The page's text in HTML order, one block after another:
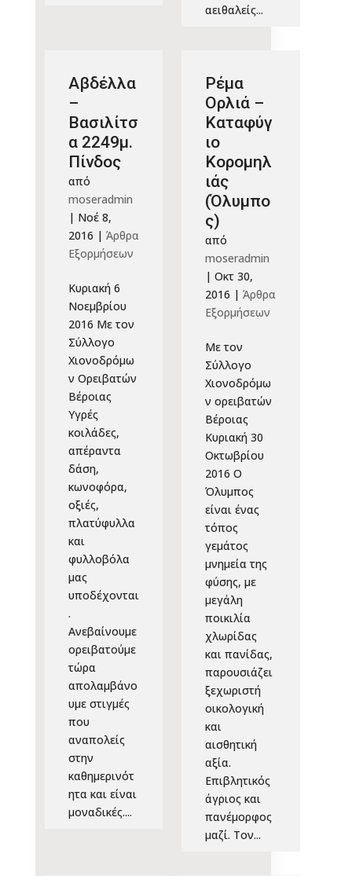
αειθαλείς...
Αβδέλλα
–
Βασιλίτσ
α 2249μ.
Πίνδος
από
moseradmin
| Νοέ 8,
2016 | Άρθρα
Εξορμήσεων
Κυριακή 6
Nοεμβρίου
2016 Με τον
Σύλλογο
Χιονοδρόμω
ν Ορειβατών
Βέροιας
Υγρές
κοιλάδες,
απέραντα
δάση,
κωνοφόρα,
οξιές,
πλατύφυλλα
και
φυλλοβόλα
μας
υποδέχονται
.
Ανεβαίνουμε
ορειβατούμε
τώρα
απολαμβάνο
υμε στιγμές
που
αναπολείς
στην
καθημερινότ
ητα και είναι
μοναδικές....
Ρέμα
Ορλιά –
Καταφύγ
ιο
Κορομηλ
ιάς
(Όλυμπο
ς)
από
moseradmin
|Οκτ 30,
2016 |Άρθρα
Εξορμήσεων
Με τον
Σύλλογο
Χιονοδρόμω
ν ορειβατών
Βέροιας
Κυριακή 30
Οκτωβρίου
2016 Ο
Όλυμπος
είναι ένας
τόπος
γεμάτος
μνημεία της
φύσης, με
μεγάλη
ποικιλία
χλωρίδας
και πανίδας,
παρουσιάζει
ξεχωριστή
οικολογική
και
αισθητική
αξία.
Επιβλητικός
άγριος και
πανέμορφος
μαζί. Τον...